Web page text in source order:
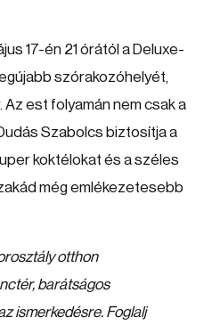
17-én 21 órától a Deluxe-
szórakozóhelyét,
Az est folyamán nem csak a
Szabolcs biztosítja a
koktélokat és a széles
még emlékezetesebb
otthon
barátságos
ismerkedésre. Foglalj